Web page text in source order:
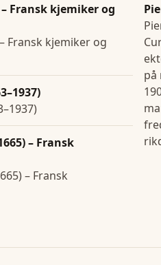
– Fransk kjemiker og
Fransk kjemiker og
– Fransk
– Fransk
på